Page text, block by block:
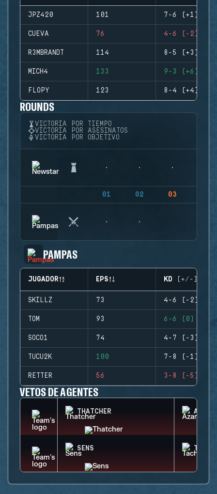
JPZ420 101 7-6 (+1)
CUEVA 76 4-6 (-2)
R3MBRANDT 114 8-5 (+3)
MICH4 133 9-3 (+6)
FLOPY 123 8-4 (+4)
ROUNDS
VICTORIA POR TIEMPO
VICTORIA POR ASESINATOS
VICTORIA POR OBJETIVO
01 02 03
PAMPAS
JUGADOR EPS KD (+/-)
SKILLZ 73 4-6 (-2)
TOM 93 6-6 (0)
SOCO1 74 4-7 (-3)
TUCU2K 100 7-8 (-1)
RETTER 56 3-8 (-5)
VETOS DE AGENTES
THATCHER AZAMI
SENS